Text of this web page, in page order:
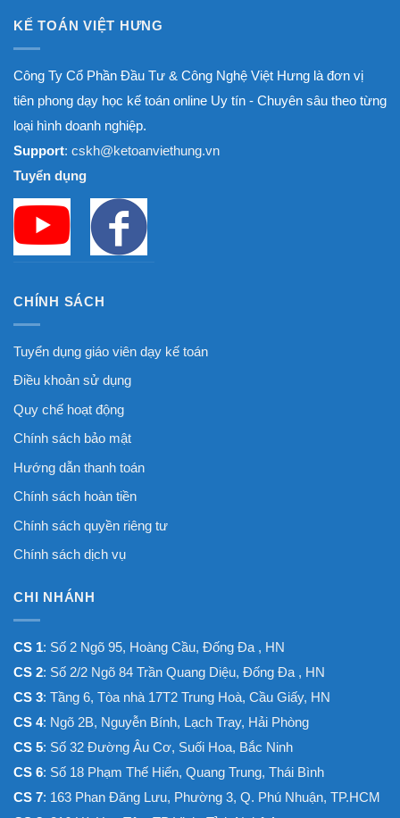
KẾ TOÁN VIỆT HƯNG
Công Ty Cổ Phần Đầu Tư & Công Nghệ Việt Hưng là đơn vị
tiên phong dạy học kế toán online Uy tín - Chuyên sâu theo từng
loại hình doanh nghiệp.
Support: cskh@ketoanviethung.vn
Tuyển dụng
CHÍNH SÁCH
Tuyển dụng giáo viên dạy kế toán
Điều khoản sử dụng
Quy chế hoạt động
Chính sách bảo mật
Hướng dẫn thanh toán
Chính sách hoàn tiền
Chính sách quyền riêng tư
Chính sách dịch vụ
CHI NHÁNH
CS 1: Số 2 Ngõ 95, Hoàng Cầu, Đống Đa , HN
CS 2: Số 2/2 Ngõ 84 Trần Quang Diệu, Đống Đa , HN
CS 3: Tầng 6, Tòa nhà 17T2 Trung Hoà, Cầu Giấy, HN
CS 4: Ngõ 2B, Nguyễn Bính, Lạch Tray, Hải Phòng
CS 5: Số 32 Đường Âu Cơ, Suối Hoa, Bắc Ninh
CS 6: Số 18 Phạm Thế Hiển, Quang Trung, Thái Bình
CS 7: 163 Phan Đăng Lưu, Phường 3, Q. Phú Nhuận, TP.HCM